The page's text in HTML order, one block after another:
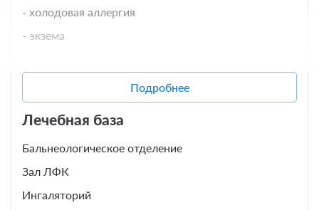
- холодовая аллергия
- экзема
Андрологические заболевания:
- половые расстройства у мужчин:
- мужское бесплодие (олигоспермия)
- преждевременная эякуляция
- сексуальная дисфункция
- эректильная дисфункция (импотенция)
Подробнее
Лечебная база
Бальнеологическое отделение
Зал ЛФК
Ингаляторий